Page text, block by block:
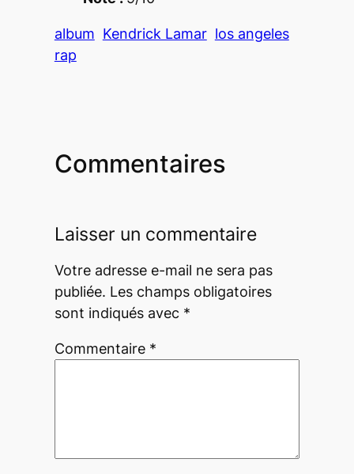
album Kendrick Lamar los angeles
rap
Commentaires
Laisser un commentaire
Votre adresse e-mail ne sera pas
publiée. Les champs obligatoires
sont indiqués avec *
Commentaire *